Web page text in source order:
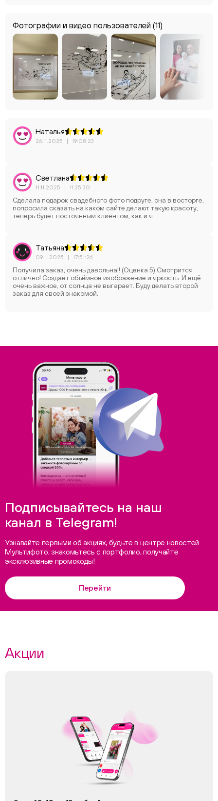
Фотографии и видео пользователей (11)
Наталья
26.11.2025 | 19:08:23
Светлана
11.11.2025 | 11:35:30
Сделала подарок свадебного фото подруге, она в восторге,
попросила сказать на каком сайте делают такую красоту,
теперь будет постоянным клиентом, как и я
Татьяна
09.11.2025 | 17:51:26
Получила заказ, очень давольна!! (Оценка 5) Смотрится
отлично! Создает объёмное изображение и яркость. И ещё
очень важное, от солнца не выгарает. Буду делать второй
заказ для своей знакомой.
Подписывайтесь на наш
канал в Telegram!
Узнавайте первыми об акциях, будьте в центре новостей
Мультифото, знакомьтесь с портфолио, получайте
эксклюзивные промокоды!
Перейти
Акции